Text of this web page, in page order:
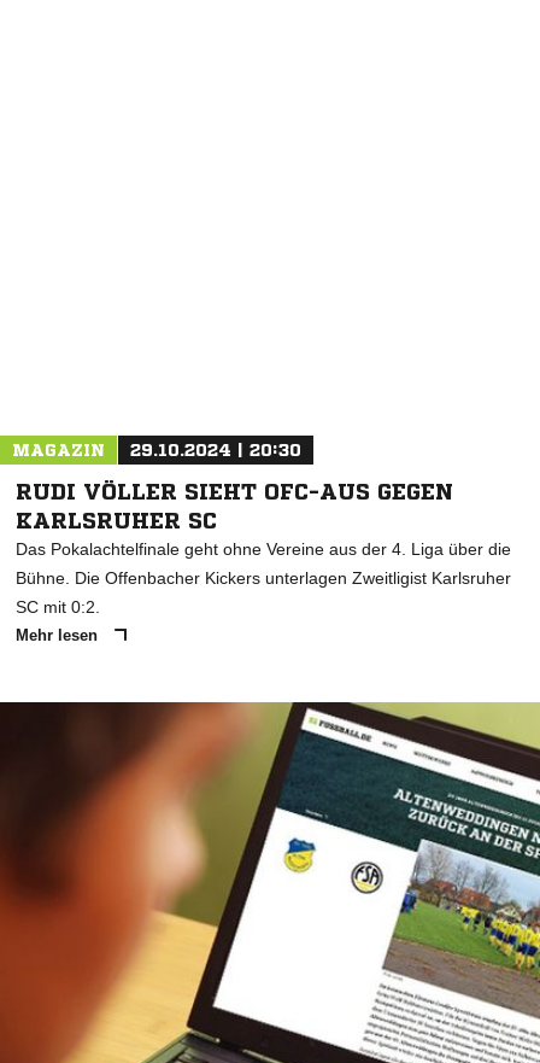
MAGAZIN 29.10.2024 | 20:30
RUDI VÖLLER SIEHT OFC-AUS GEGEN
KARLSRUHER SC
Das Pokalachtelfinale geht ohne Vereine aus der 4. Liga über die
Bühne. Die Offenbacher Kickers unterlagen Zweitligist Karlsruher
SC mit 0:2.
Mehr lesen